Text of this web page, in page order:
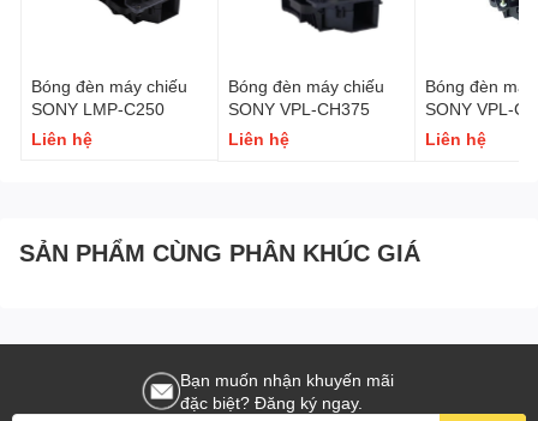
Bóng đèn máy chiếu
SONY LMP-C250
Liên hệ
Bóng đèn máy chiếu
SONY VPL-CH375
Liên hệ
Bóng đèn
SONY VPL-
Liên hệ
SẢN PHẨM CÙNG PHÂN KHÚC GIÁ
Bạn muốn nhận khuyến mãi
đặc biệt? Đăng ký ngay.